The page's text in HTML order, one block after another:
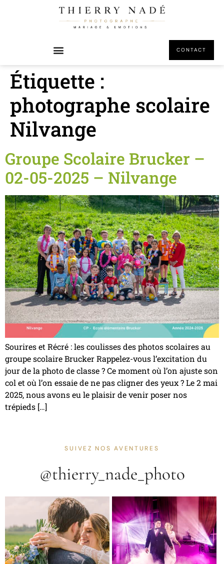
CONTACT
Étiquette :
photographe scolaire
Nilvange
Groupe Scolaire Brucker –
02-05-2025 – Nilvange
Sourires et Récré : les coulisses des photos scolaires au
groupe scolaire Brucker Rappelez-vous l’excitation du
jour de la photo de classe ? Ce moment où l’on ajuste son
col et où l’on essaie de ne pas cligner des yeux ? Le 2 mai
2025, nous avons eu le plaisir de venir poser nos
trépieds […]
SUIVEZ NOS AVENTURES
@thierry_nade_photo